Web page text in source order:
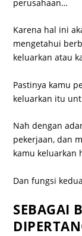
perusahaan…
Karena hal ini
mengetahui
keluarkan atau
Pastinya kamu
keluarkan itu
Nah dengan
pekerjaan, dan
kamu keluarkan
Dan fungsi
SEBAGAI